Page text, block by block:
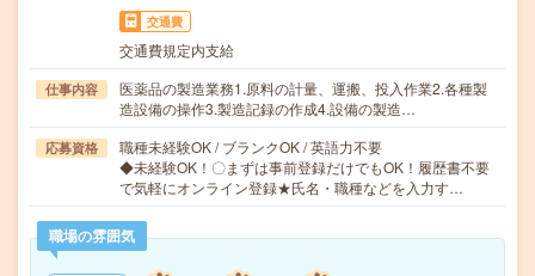
交通費
交通費規定内支給
仕事内容
医薬品の製造業務1.原料の計量、運搬、投入作業2.各種製
造設備の操作3.製造記録の作成4.設備の製造…
応募資格
職種未経験OK / ブランクOK / 英語力不要
◆未経験OK！〇まずは事前登録だけでもOK！履歴書不要
で気軽にオンライン登録★氏名・職種などを入力す…
職場の雰囲気